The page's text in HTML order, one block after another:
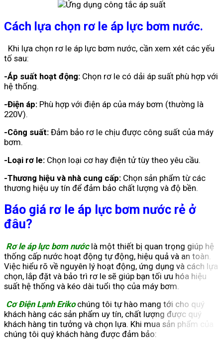
Cách lựa chọn rơ le áp lực bơm nước.
Khi lựa chọn rơ le áp lực bơm nước, cần xem xét các yếu
tố sau:
-Áp suất hoạt động: Chọn rơ le có dải áp suất phù hợp với
hệ thống.
-Điện áp: Phù hợp với điện áp của máy bơm (thường là
220V).
-Công suất: Đảm bảo rơ le chịu được công suất của máy
bơm.
-Loại rơ le: Chọn loại cơ hay điện tử tùy theo yêu cầu.
-Thương hiệu và nhà cung cấp: Chọn sản phẩm từ các
thương hiệu uy tín để đảm bảo chất lượng và độ bền.
Báo giá rơ le áp lực bơm nước rẻ ở
đâu?
Rơ le áp lực bơm nướclà một thiết bị quan trọng giúp hệ
thống cấp nước hoạt động tự động, hiệu quả và an toàn.
Việc hiểu rõ về nguyên lý hoạt động, ứng dụng và cách lựa
chọn, lắp đặt và bảo trì rơ le sẽ giúp bạn tối ưu hóa hiệu
suất hệ thống và kéo dài tuổi thọ của máy bơm.
Cơ Điện Lạnh Erikochúng tôi tự hào mang tới cho quý
khách hàng các sản phẩm uy tín, chất lượng được quý
khách hàng tin tưởng và chọn lựa. Khi mua sản phẩm của
chúng tôi quý khách hàng được đảm bảo: